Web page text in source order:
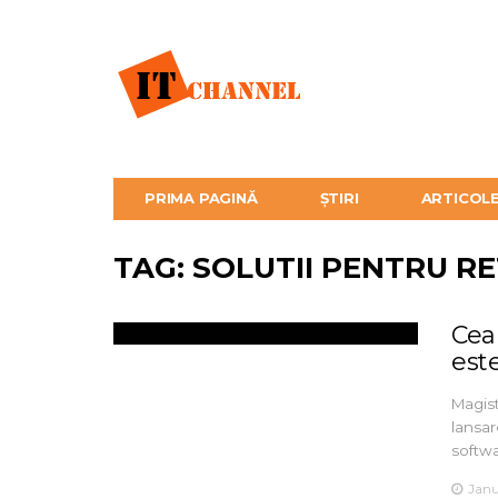
PRIMA PAGINĂ ȘTIRI ARTICOLE
TAG: SOLUTII PENTRU